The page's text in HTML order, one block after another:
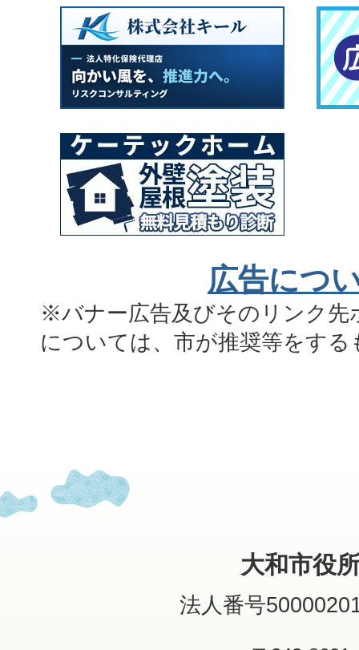
広告につ
※バナー広告及びそのリンク先
については、市が推奨等をす
大和市役
法人番号